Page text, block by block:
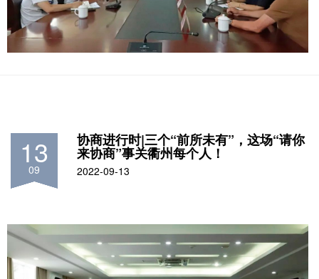
13
09
协商进行时|三个“前所未有”，这场“请你
来协商”事关衢州每个人！
2022-09-13